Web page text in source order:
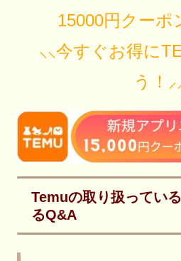
15000円クーポ
⸜⸜今すぐお得に
う！
Temuの取り扱ってい
るQ&A